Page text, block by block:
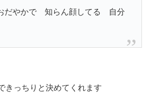
だやかで 知らん顔してる 自分
きっちりと決めてくれます